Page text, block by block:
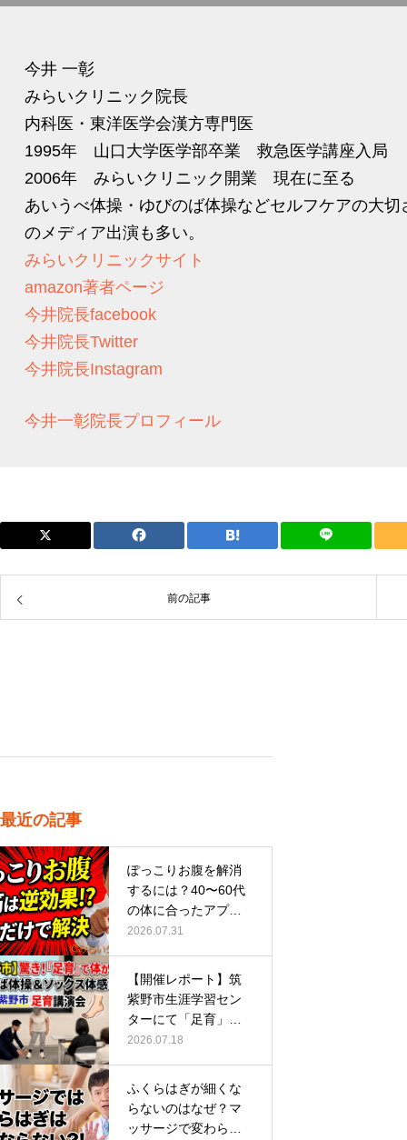
今井 一彰
みらいクリニック院長
内科医・東洋医学会漢方専門医
1995年 山口大学医学部卒業 救急医学講座入局
2006年 みらいクリニック開業 現在に至る
あいうべ体操・ゆびのば体操などセルフケアの大
のメディア出演も多い。
みらいクリニックサイト
amazon著者ページ
今井院長facebook
今井院長Twitter
今井院長Instagram
今井一彰院長プロフィール
前の記事
最近の記事
ぽっこりお腹を解消
するには？40〜60代
の体に合ったアプロ
ーチ
2026.07.31
【開催レポート】筑
紫野市生涯学習セン
ターにて「足育」講
演会に登壇し…
2026.07.18
ふくらはぎが細くな
らないのはなぜ？マ
ッサージで変わらな